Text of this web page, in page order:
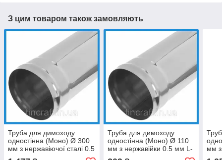
З цим товаром також замовляють
Труба для димоходу
одностінна (Моно) Ø 300
мм з нержавіючої сталі 0.5
мм L-1м, для
Труба для димоходу
одностінна (Моно) Ø 110
мм з нержавійки 0.5 мм L-
0.5 м, для промисловості
мм
0.5